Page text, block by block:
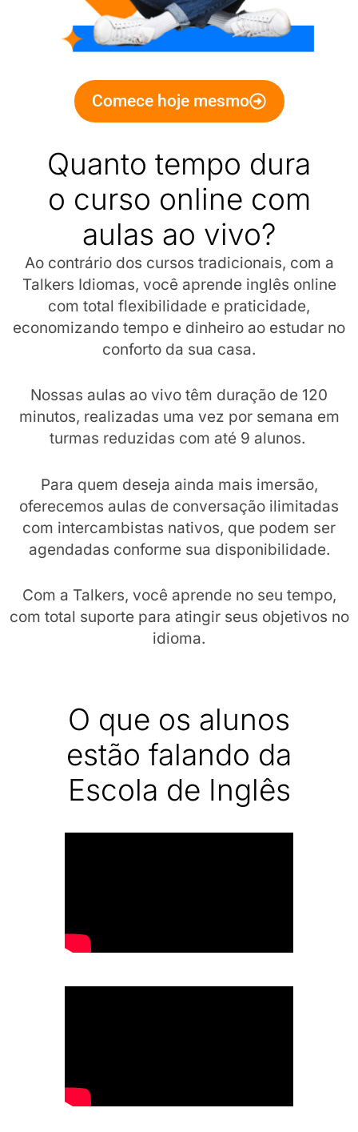
Comece hoje mesmo
Quanto tempo dura
o curso online com
aulas ao vivo?
Ao contrário dos cursos tradicionais, com a
Talkers Idiomas, você aprende inglês online
com total flexibilidade e praticidade,
economizando tempo e dinheiro ao estudar no
conforto da sua casa.
Nossas aulas ao vivo têm duração de 120
minutos, realizadas uma vez por semana em
turmas reduzidas com até 9 alunos.
Para quem deseja ainda mais imersão,
oferecemos aulas de conversação ilimitadas
com intercambistas nativos, que podem ser
agendadas conforme sua disponibilidade.
Com a Talkers, você aprende no seu tempo,
com total suporte para atingir seus objetivos no
idioma.
O que os alunos
estão falando da
Escola de Inglês